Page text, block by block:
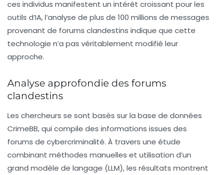
ces individus manifestent un intérêt croissant pour les
outils d’IA, l’analyse de plus de 100 millions de messages
provenant de forums clandestins indique que cette
technologie n’a pas véritablement modifié leur
approche.
Analyse approfondie des forums
clandestins
Les chercheurs se sont basés sur la base de données
CrimeBB, qui compile des informations issues des
forums de cybercriminalité. À travers une étude
combinant méthodes manuelles et utilisation d’un
grand modèle de langage (LLM), les résultats montrent